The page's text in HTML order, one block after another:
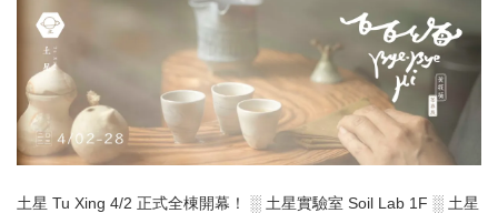
土星 Tu Xing 4/2 正式全棟開幕！ ░ 土星實驗室 Soil Lab 1F ░ 土星